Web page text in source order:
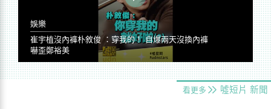
娛樂
崔宇植沒內褲朴敘俊 ：穿我的！ 自爆兩天沒換內褲
嚇歪鄭裕美
看更多 噓短片 新聞